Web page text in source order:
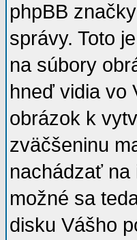
phpBB
správy. Toto
na súbory
hneď vidia vo
obrázok k
zväčšeninu
nachádzať
možné sa
disku Vášho